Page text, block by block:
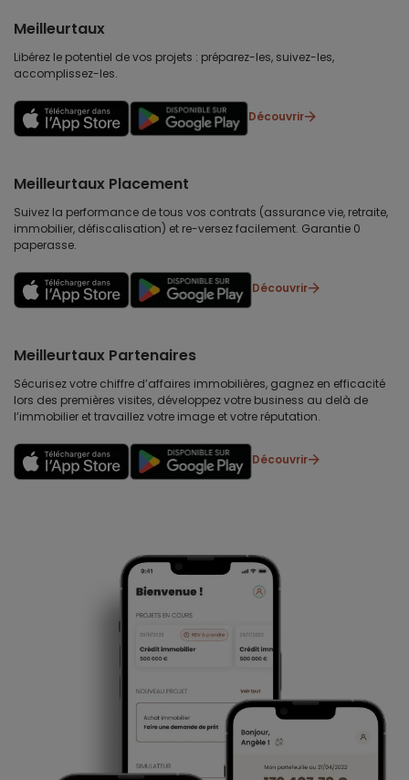
Meilleurtaux
Libérez le potentiel de vos projets : préparez-les, suivez-les,
accomplissez-les.
Découvrir
Meilleurtaux Placement
Suivez la performance de tous vos contrats (assurance vie, retraite,
immobilier, défiscalisation) et re-versez facilement. Garantie 0
paperasse.
Découvrir
Meilleurtaux Partenaires
Sécurisez votre chiffre d’affaires immobilières, gagnez en efficacité
lors des premières visites, développez votre business au delà de
l’immobilier et travaillez votre image et votre réputation.
Découvrir